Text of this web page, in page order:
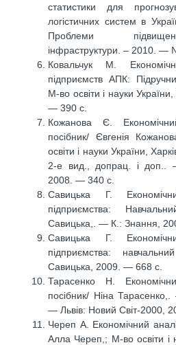
статистики для
логістичних систем в
Проблеми
інфраструктури. – 2010.
Ковальчук М.
підприємств АПК:
М-во освіти і науки
— 390 с.
Кожанова Є.
посібник/ Євгенія
освіти і науки України,
2-е вид., допрац. і доп..
2008. — 340 с.
Савицька Г.
підприємства:
Савицька,. — К.: Знання,
Савицька Г.
підприємства:
Савицька, 2009. — 668 с.
Тарасенко Н.
посібник/ Ніна
— Львів: Новий Світ-2000,
Череп А. Економічний
Алла Череп,; М-во освіти